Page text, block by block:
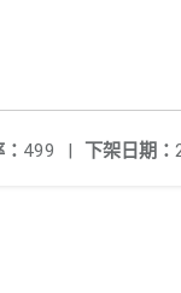
下架日期：
499 |